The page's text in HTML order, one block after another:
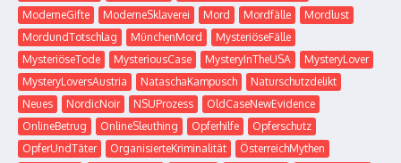
ModerneGifte
ModerneSklaverei Mord Mordfälle
Mordlust
MordundTotschlag
MünchenMord
MysteriöseFälle
MysteriöseTode
MysteriousCase MysteryInTheUSA
MysteryLover
MysteryLoversAustria
NataschaKampusch
Naturschutzdelikt
Neues
NordicNoir NSUProzess
OldCaseNewEvidence
OnlineBetrug
OnlineSleuthing Opferhilfe
Opferschutz
OpferUndTäter
OrganisierteKriminalität
ÖsterreichMythen